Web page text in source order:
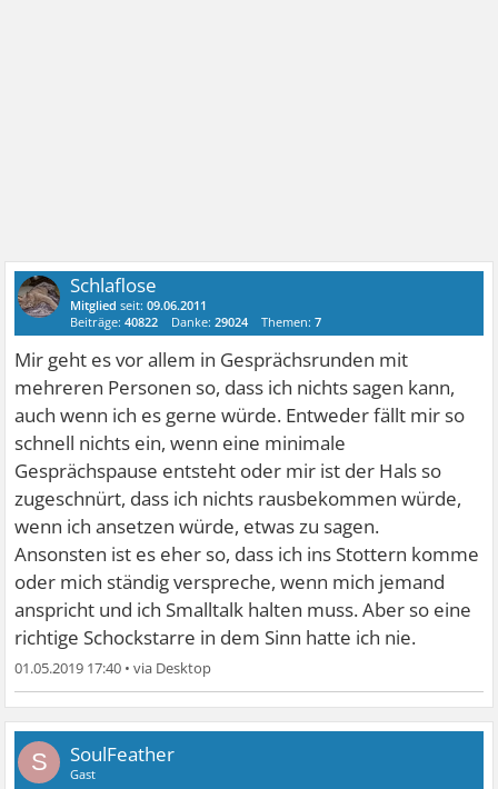
Schlaflose
Mitglied seit:09.06.2011
Beiträge:40822 Danke:29024 Themen:7
Mir geht es vor allem in Gesprächsrunden mit
mehreren Personen so, dass ich nichts sagen kann,
auch wenn ich es gerne würde. Entweder fällt mir so
schnell nichts ein, wenn eine minimale
Gesprächspause entsteht oder mir ist der Hals so
zugeschnürt, dass ich nichts rausbekommen würde,
wenn ich ansetzen würde, etwas zu sagen.
Ansonsten ist es eher so, dass ich ins Stottern komme
oder mich ständig verspreche, wenn mich jemand
anspricht und ich Smalltalk halten muss. Aber so eine
richtige Schockstarre in dem Sinn hatte ich nie.
01.05.2019 17:40 •
S SoulFeather
Gast